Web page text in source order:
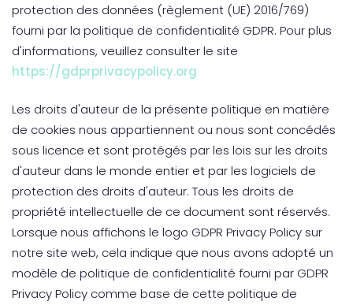
protection des données (règlement (UE) 2016/769)
fourni par la politique de confidentialité GDPR. Pour plus
d'informations, veuillez consulter le site
https://gdprprivacypolicy.org
Les droits d'auteur de la présente politique en matière
de cookies nous appartiennent ou nous sont concédés
sous licence et sont protégés par les lois sur les droits
d'auteur dans le monde entier et par les logiciels de
protection des droits d'auteur. Tous les droits de
propriété intellectuelle de ce document sont réservés.
Lorsque nous affichons le logo GDPR Privacy Policy sur
notre site web, cela indique que nous avons adopté un
modèle de politique de confidentialité fourni par GDPR
Privacy Policy comme base de cette politique de